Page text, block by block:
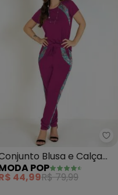
- Conjunto Feminino
Blusa e Calça
Púrpura)
POP
44,99R$ 79,99